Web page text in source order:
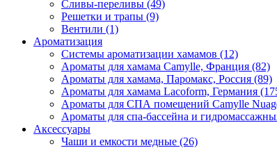
Сливы-переливы (49)
Решетки и трапы (9)
Вентили (1)
Ароматизация
Системы ароматизации хамамов (12)
Ароматы для хамама Camylle, Франция (82)
Ароматы для хамама, Паромакс, Россия (89)
Ароматы для хамама Lacoform, Германия
Ароматы для СПА помещений Camylle
Ароматы для спа-бассейна и
Аксессуары
Чаши и емкости медные (26)